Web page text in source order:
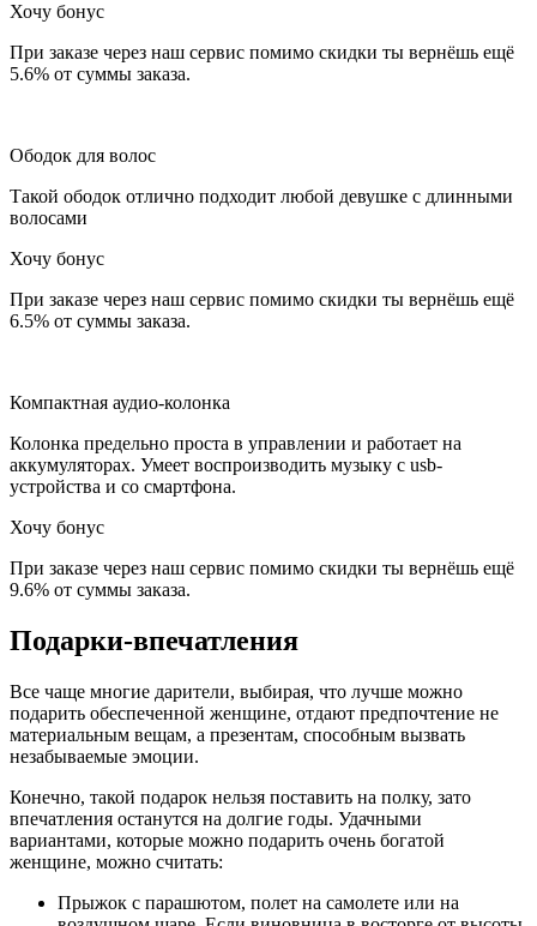
Хочу бонус
При заказе через наш сервис помимо скидки ты вернёшь ещё
5.6% от суммы заказа.
Ободок для волос
Такой ободок отлично подходит любой девушке с длинными
волосами
Хочу бонус
При заказе через наш сервис помимо скидки ты вернёшь ещё
6.5% от суммы заказа.
Компактная аудио-колонка
Колонка предельно проста в управлении и работает на
аккумуляторах. Умеет воспроизводить музыку с usb-
устройства и со смартфона.
Хочу бонус
При заказе через наш сервис помимо скидки ты вернёшь ещё
9.6% от суммы заказа.
Подарки-впечатления
Все чаще многие дарители, выбирая, что лучше можно
подарить обеспеченной женщине, отдают предпочтение не
материальным вещам, а презентам, способным вызвать
незабываемые эмоции.
Конечно, такой подарок нельзя поставить на полку, зато
впечатления останутся на долгие годы. Удачными
вариантами, которые можно подарить очень богатой
женщине, можно считать:
Прыжок с парашютом, полет на самолете или на